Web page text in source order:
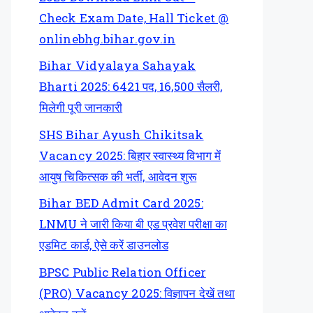
Check Exam Date, Hall Ticket @
onlinebhg.bihar.gov.in
Bihar Vidyalaya Sahayak
Bharti 2025: 6421 पद, 16,500 सैलरी,
मिलेगी पूरी जानकारी
SHS Bihar Ayush Chikitsak
Vacancy 2025: बिहार स्वास्थ्य विभाग में
आयुष चिकित्सक की भर्ती, आवेदन शुरू
Bihar BED Admit Card 2025:
LNMU ने जारी किया बी एड प्रवेश परीक्षा का
एडमिट कार्ड, ऐसे करें डाउनलोड
BPSC Public Relation Officer
(PRO) Vacancy 2025: विज्ञापन देखें तथा